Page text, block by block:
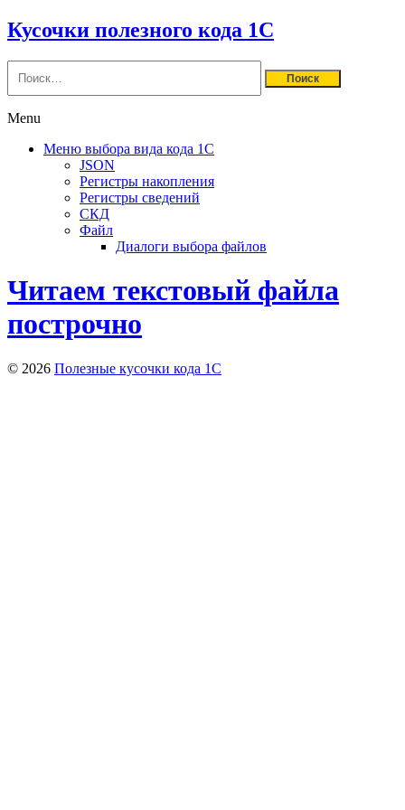
Кусочки полезного кода 1С
Menu
Меню выбора вида кода 1C
JSON
Регистры накопления
Регистры сведений
СКД
Файл
Диалоги выбора файлов
Читаем текстовый файла
построчно
© 2026 Полезные кусочки кода 1С